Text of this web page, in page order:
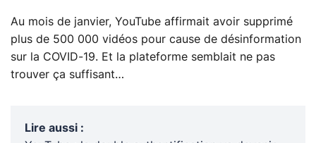
Au mois de janvier, YouTube affirmait avoir supprimé
plus de 500 000 vidéos pour cause de désinformation
sur la COVID-19. Et la plateforme semblait ne pas
trouver ça suffisant…
Lire aussi :